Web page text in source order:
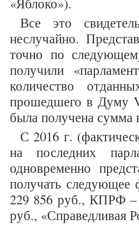
«Яблоко»).
Все это
неслучайно.
точно по
получили
количество
прошедшего в Думу
была получена сумма
С 2016 г.
на последних
одновременно
получать следующее
229 856 руб., КПРФ
руб., «Справедливая